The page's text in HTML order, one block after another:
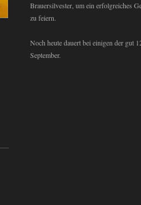
Brauersilvester, um ein erfolgreiches
zu feiern.
Noch heute dauert bei einigen der gut
September.